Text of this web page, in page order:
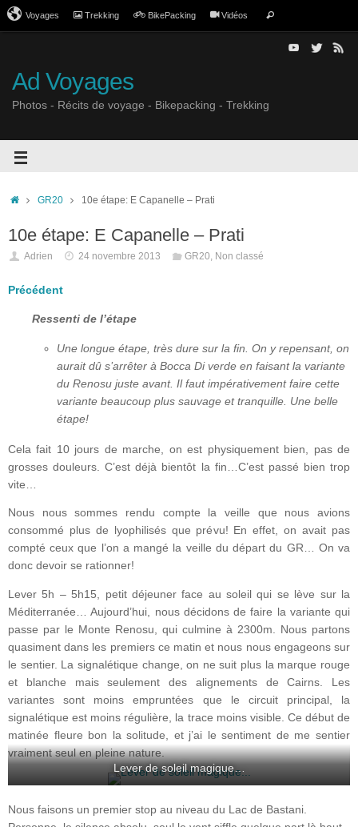
Voyages Trekking BikePacking Vidéos
Ad Voyages
Photos - Récits de voyage - Bikepacking - Trekking
GR20 10e étape: E Capanelle – Prati
10e étape: E Capanelle – Prati
Adrien 24 novembre 2013 GR20, Non classé
Précédent
Ressenti de l’étape
Une longue étape, très dure sur la fin. On y repensant, on
aurait dû s’arrêter à Bocca Di verde en faisant la variante
du Renosu juste avant. Il faut impérativement faire cette
variante beaucoup plus sauvage et tranquille. Une belle
étape!
Cela fait 10 jours de marche, on est physiquement bien, pas de
grosses douleurs. C’est déjà bientôt la fin…C’est passé bien trop
vite…
Nous nous sommes rendu compte la veille que nous avions
consommé plus de lyophilisés que prévu! En effet, on avait pas
compté ceux que l’on a mangé la veille du départ du GR… On va
donc devoir se rationner!
Lever 5h – 5h15, petit déjeuner face au soleil qui se lève sur la
Méditerranée… Aujourd’hui, nous décidons de faire la variante qui
passe par le Monte Renosu, qui culmine à 2300m. Nous partons
quasiment dans les premiers ce matin et nous nous engageons sur
le sentier. La signalétique change, on ne suit plus la marque rouge
et blanche mais seulement des alignements de Cairns. Les
variantes sont moins empruntées que le circuit principal, la
signalétique est moins régulière, la trace moins visible. Ce début de
matinée fleure bon la solitude, et j’ai le sentiment de me sentier
vraiment seul en pleine nature.
Lever de soleil magique…
Nous faisons un premier stop au niveau du Lac de Bastani.